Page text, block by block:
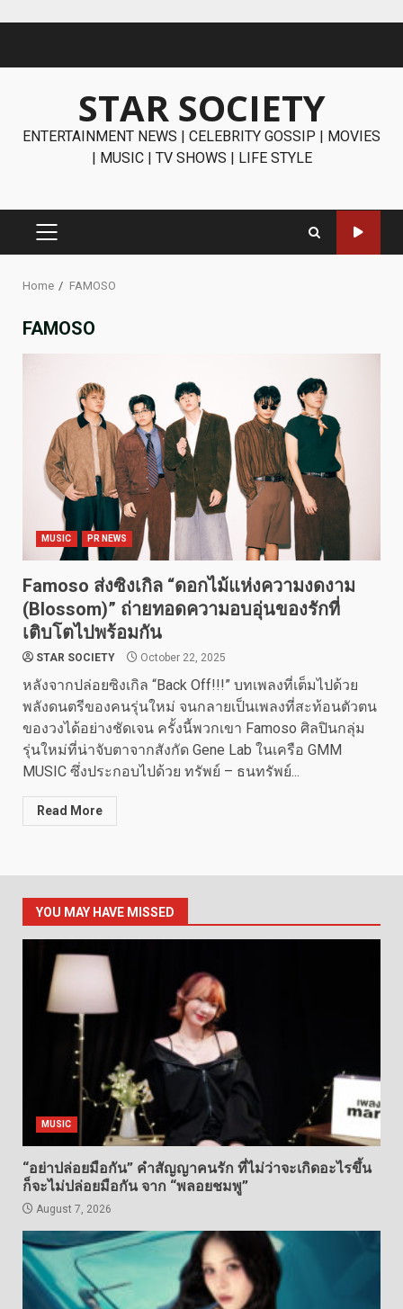
STAR SOCIETY
ENTERTAINMENT NEWS | CELEBRITY GOSSIP | MOVIES
| MUSIC | TV SHOWS | LIFE STYLE
PRIMARY
Home FAMOSO
FAMOSO
MUSIC PR NEWS
Famoso ส่งซิงเกิล “ดอกไม้แห่งความงดงาม
(Blossom)” ถ่ายทอดความอบอุ่นของรักที่
เติบโตไปพร้อมกัน
STAR SOCIETY October 22, 2025
หลังจากปล่อยซิงเกิล “Back Off!!!” บทเพลงที่เต็มไปด้วย
พลังดนตรีของคนรุ่นใหม่ จนกลายเป็นเพลงที่สะท้อนตัวตน
ของวงได้อย่างชัดเจน ครั้งนี้พวกเขา Famoso ศิลปินกลุ่ม
รุ่นใหม่ที่น่าจับตาจากสังกัด Gene Lab ในเครือ GMM
MUSIC ซึ่งประกอบไปด้วย ทรัพย์ – ธนทรัพย์...
Read More
YOU MAY HAVE MISSED
MUSIC
“อย่าปล่อยมือกัน” คำสัญญาคนรัก ที่ไม่ว่าจะเกิดอะไรขึ้น
ก็จะไม่ปล่อยมือกัน จาก “พลอยชมพู”
August 7, 2026